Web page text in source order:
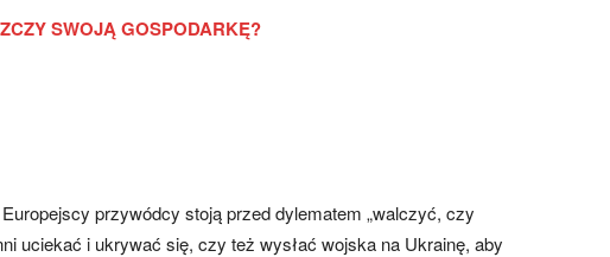
SWOJĄ GOSPODARKĘ?
przywódcy stoją przed dylematem „walczyć, czy
uciekać i ukrywać się, czy też wysłać wojska na Ukrainę, aby